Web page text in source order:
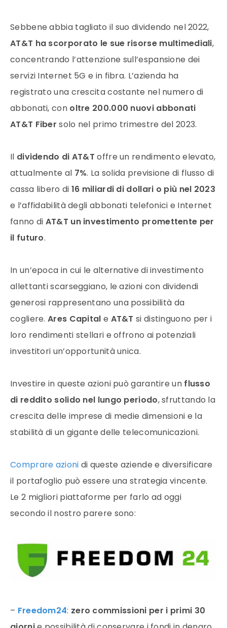
Sebbene abbia tagliato il suo dividendo nel 2022,
AT&T ha scorporato le sue risorse multimediali,
concentrando l’attenzione sull’espansione dei
servizi Internet 5G e in fibra. L’azienda ha
registrato una crescita costante nel numero di
abbonati, con oltre 200.000 nuovi abbonati
AT&T Fibersolo nel primo trimestre del 2023.
Il dividendo di AT&Toffre un rendimento elevato,
attualmente al 7%. La solida previsione di flusso di
cassa libero di 16 miliardi di dollari o più nel 2023
e l’affidabilità degli abbonati telefonici e Internet
fanno di AT&T un investimento promettente per
il futuro.
In un’epoca in cui le alternative di investimento
allettanti scarseggiano, le azioni con dividendi
generosi rappresentano una possibilità da
cogliere.Ares Capital e AT&Tsi distinguono per i
loro rendimenti stellari e offrono ai potenziali
investitori un’opportunità unica.
Investire in queste azioni può garantire un flusso
di reddito solido nel lungo periodo, sfruttando la
crescita delle imprese di medie dimensioni e la
stabilità di un gigante delle telecomunicazioni.
Comprare azioni di queste aziende e diversificare
il portafoglio può essere una strategia vincente.
Le 2 migliori piattaforme per farlo ad oggi
secondo il nostro parere sono:
– Freedom24: zero commissioni per i primi 30